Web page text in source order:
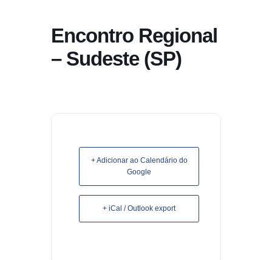
Encontro Regional
– Sudeste (SP)
+ Adicionar ao Calendário do
Google
+ iCal / Outlook export